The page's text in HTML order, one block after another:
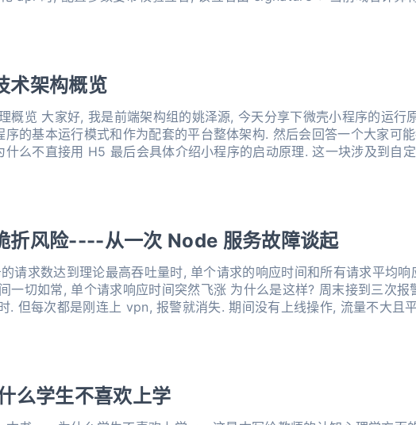
术架构概览
概览 大家好, 我是前端架构组的姚泽源, 今天分享下微壳小程序的运行
序的基本运行模式和作为配套的平台整体架构. 然后会回答一个大家可
什么不直接用 H5 最后会具体介绍小程序的启动原理. 这一块涉及到自
比较感兴趣. 时间不多, 我
折风险----从一次 Node 服务故障谈起
请求数达到理论最高吞吐量时, 单个请求的响应时间和所有请求平均
个请求响应时间突然飞涨 为什么是这样? 周末接到三次报警, 线上 Node 服务突然出现
. 但每次都是刚连上 vpn, 报警就消失. 期间没有上线操作, 流量不大且
响应
么学生不喜欢上学